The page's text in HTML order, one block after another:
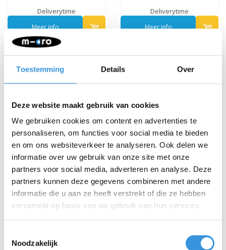
Toestemming Details Over
Deze website maakt gebruik van cookies
We gebruiken cookies om content en advertenties te
personaliseren, om functies voor social media te bieden
en om ons websiteverkeer te analyseren. Ook delen we
informatie over uw gebruik van onze site met onze
partners voor social media, adverteren en analyse. Deze
partners kunnen deze gegevens combineren met andere
informatie die u aan ze heeft verstrekt of die ze hebben
verzameld op basis van uw gebruik van hun services.
Noodzakelijk
Deliverytime
Meer info
Deliverytime
Meer info
Voorvork Trixx (3139)
€9,95
Tube cap MX Trixx
(3140)